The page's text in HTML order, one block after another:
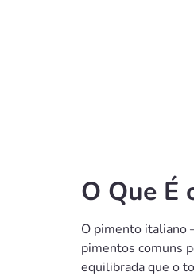
O Que É
O pimento italiano
pimentos comuns
equilibrada que o